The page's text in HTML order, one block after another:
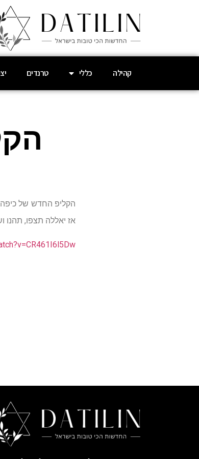
קהילה כללי טרנדים
הקליפ החדש של
אז יאללה תצפו, תהנו